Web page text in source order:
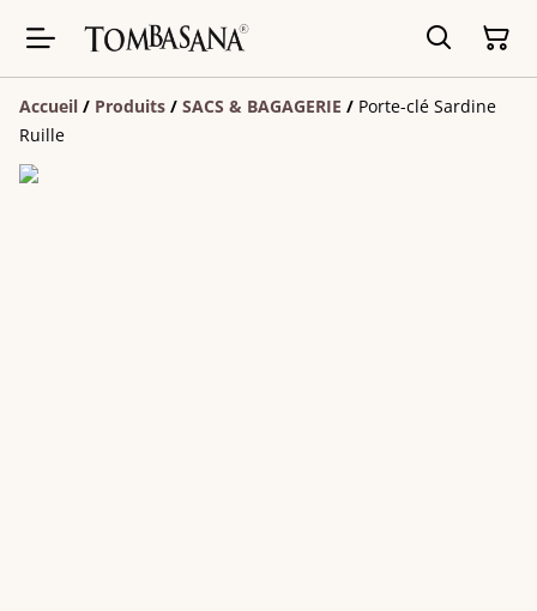
Accueil / Produits / SACS & BAGAGERIE / Porte-clé Sardine
Ruille